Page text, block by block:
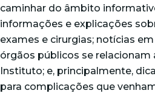
caminhar do âmbito
informações e explicações
exames e cirurgias; notícias
órgãos públicos se relacionam
Instituto; e, principalmente,
para complicações que